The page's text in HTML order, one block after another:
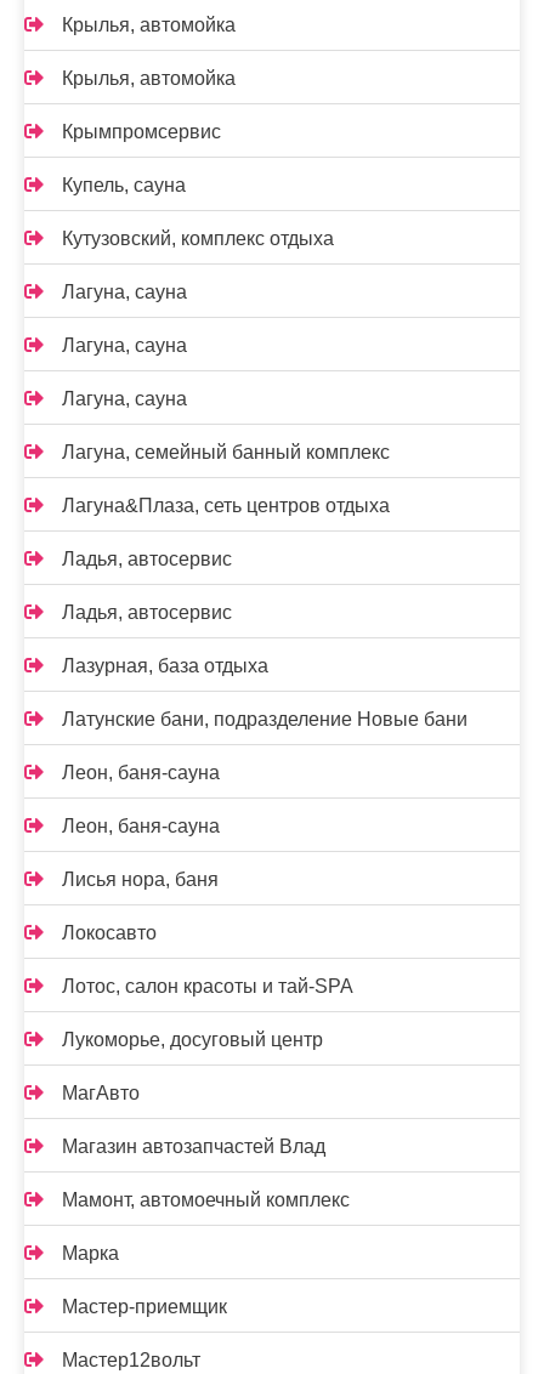
Крылья, автомойка
Крылья, автомойка
Крымпромсервис
Купель, сауна
Кутузовский, комплекс отдыха
Лагуна, сауна
Лагуна, сауна
Лагуна, сауна
Лагуна, семейный банный комплекс
Лагуна&Плаза, сеть центров отдыха
Ладья, автосервис
Ладья, автосервис
Лазурная, база отдыха
Латунские бани, подразделение Новые бани
Леон, баня-сауна
Леон, баня-сауна
Лисья нора, баня
Локосавто
Лотос, салон красоты и тай-SPA
Лукоморье, досуговый центр
МагАвто
Магазин автозапчастей Влад
Мамонт, автомоечный комплекс
Марка
Мастер-приемщик
Мастер12вольт